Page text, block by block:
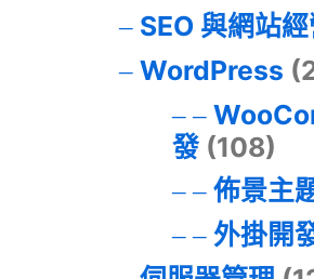
SEO 與網站
WordPress
發(108)
佈景主
外掛開